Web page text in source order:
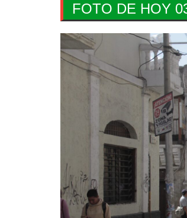
FOTO DE HOY